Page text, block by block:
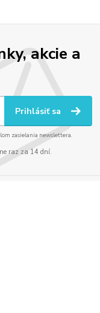
akcie a
Prihlásiť sa
zasielania newslettera.
raz za 14 dní.